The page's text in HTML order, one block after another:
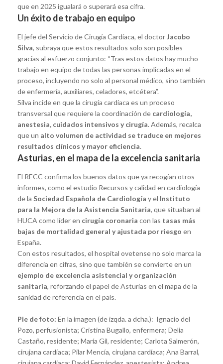
que en 2025 igualará o superará esa cifra.
Un éxito de trabajo en equipo
El jefe del Servicio de Cirugía Cardíaca, el doctorJacobo
Silva, subraya que estos resultados solo son posibles
gracias al esfuerzo conjunto: “Tras estos datos hay mucho
trabajo en equipo de todas las personas implicadas en el
proceso, incluyendo no solo al personal médico, sino también
de enfermería, auxiliares, celadores, etcétera”.
Silva incide en que la cirugía cardiaca es un proceso
transversal que requiere la coordinación de cardiología,
anestesia, cuidados intensivos y cirugía. Además, recalca
que un alto volumen de actividad se traduce en mejores
resultados clínicos y mayor eficiencia.
Asturias, en el mapa de la excelencia sanitaria
El RECC confirma los buenos datos que ya recogían otros
informes, como el estudio Recursos y calidad en cardiología
de la Sociedad Española de Cardiología y el Instituto
para la Mejora de la Asistencia Sanitaria, que situaban al
HUCA como líder en cirugía coronaria con las tasas más
bajas de mortalidad general y ajustada por riesgo en
España.
Con estos resultados, el hospital ovetense no solo marca la
diferencia en cifras, sino que también se convierte en un
ejemplo de excelencia asistencial y organización
sanitaria, reforzando el papel de Asturias en el mapa de la
sanidad de referencia en el país.
Pie de foto: En la imagen (de izqda. a dcha.): Ignacio del
Pozo, perfusionista; Cristina Bugallo, enfermera; Delia
Castaño, residente; María Gil, residente; Carlota Salmerón,
cirujana cardíaca; Pilar Mencía, cirujana cardíaca; Ana Barral,